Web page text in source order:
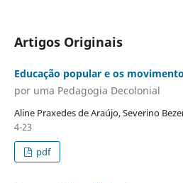
Artigos Originais
Educação popular e os
por uma Pedagogia Decolonial
Aline Praxedes de Araújo, Severino
4-23
pdf